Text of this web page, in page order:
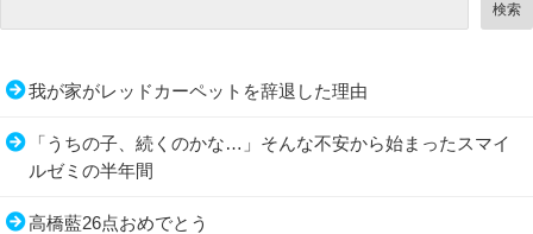
検索
我が家がレッドカーペットを辞退した理由
「うちの子、続くのかな…」そんな不安から始まったスマイ
ルゼミの半年間
高橋藍26点おめでとう